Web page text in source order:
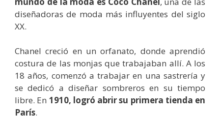
diseñadoras de moda más influyentes del siglo
XX.
Chanel creció en un orfanato, donde aprendió
costura de las monjas que trabajaban allí. A los
18 años, comenzó a trabajar en una sastrería y
se dedicó a diseñar sombreros en su tiempo
libre. En 1910, logró abrir su primera tienda en
París.